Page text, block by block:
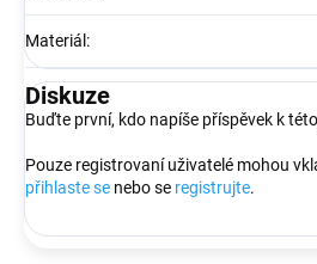
Materiál :
Diskuze
Buďte první, kdo napíše příspěvek k
Pouze registrovaní uživatelé mohou
přihlaste se nebo se registrujte.